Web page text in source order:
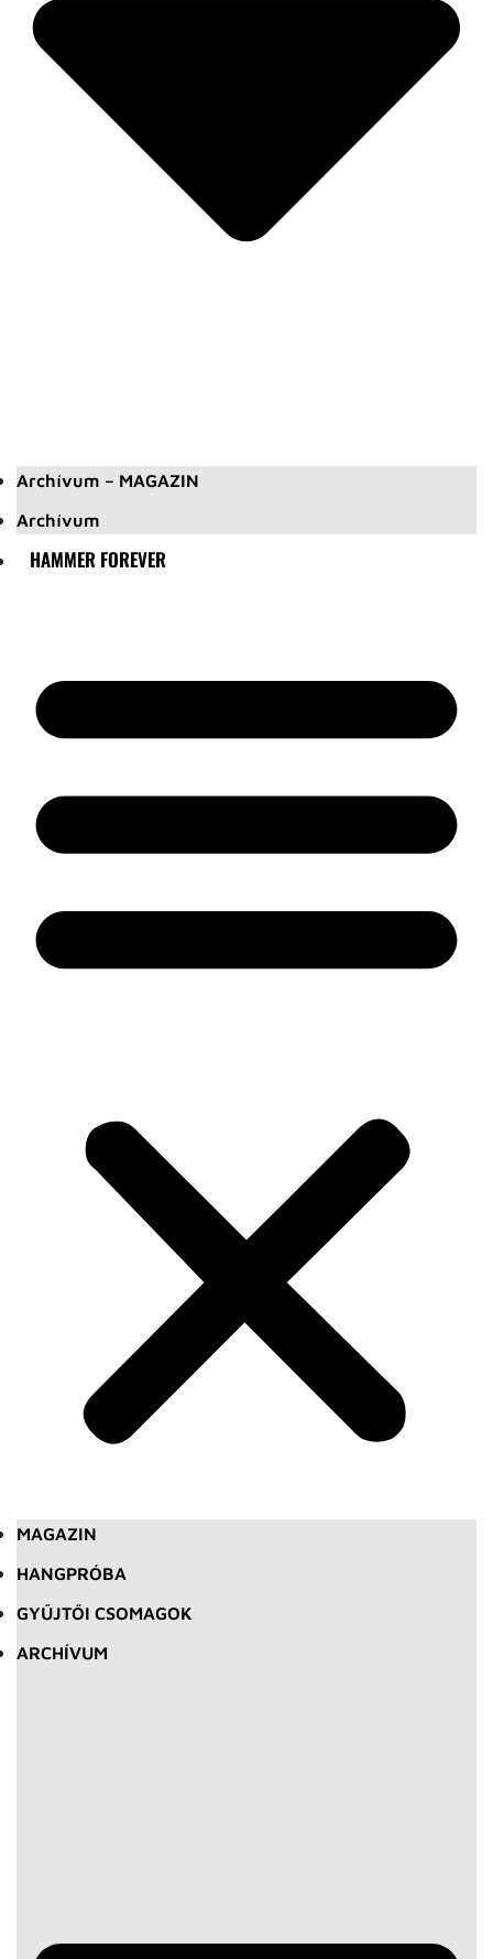
Archívum – MAGAZIN
Archívum
HAMMER FOREVER
MAGAZIN
HANGPRÓBA
GYŰJTŐI CSOMAGOK
ARCHÍVUM